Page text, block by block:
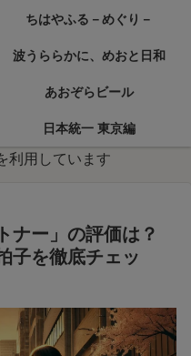
ちはやふる－めぐり－
波うららかに、めおと日和
あおぞらビール
日本統一 東京編
利用しています
ナー」の評価は？
子を徹底チェッ